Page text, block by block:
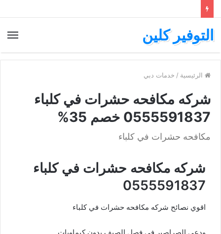
التوفير كلين
الرئيسية / خدمات دبي
شركه مكافحه حشرات في كلباء
0555591837 خصم 35%
مكافحه حشرات في كلباء
شركه مكافحه حشرات في كلباء
0555591837
اقوي نصائح شركه مكافحه حشرات في كلباء
ودعي الصراصير في فصل الصيف بدون كيماويات